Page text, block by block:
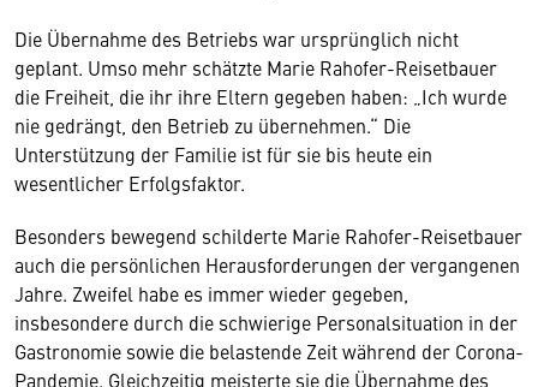
Die Übernahme des Betriebs war ursprünglich nicht
geplant. Umso mehr schätzte Marie Rahofer-Reisetbauer
die Freiheit, die ihr ihre Eltern gegeben haben: „Ich wurde
nie gedrängt, den Betrieb zu übernehmen.“ Die
Unterstützung der Familie ist für sie bis heute ein
wesentlicher Erfolgsfaktor.
Besonders bewegend schilderte Marie Rahofer-Reisetbauer
auch die persönlichen Herausforderungen der vergangenen
Jahre. Zweifel habe es immer wieder gegeben,
insbesondere durch die schwierige Personalsituation in der
Gastronomie sowie die belastende Zeit während der Corona-
Pandemie. Gleichzeitig meisterte sie die Übernahme des